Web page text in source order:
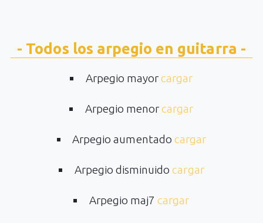
- Todos los arpegio en guitarra -
Arpegio mayorcargar
Arpegio menorcargar
Arpegio aumentado cargar
Arpegio disminuidocargar
Arpegio maj7cargar